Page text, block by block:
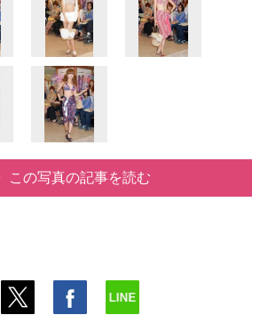
この写真の記事を読む